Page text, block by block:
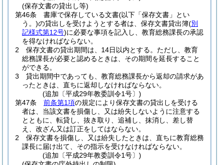
(保存文書の貸出し等)
第46条
書庫で保存している文書(以下「保存文書」とい
う。)の貸出しを受けようとする者は、保存文書貸出簿(別
記様式第12号)に必要な事項を記入し、教育総務課長の承認
を得なければならない。
2
保存文書の貸出期間は、14日以内とする。 ただし、教育
総務課長が必要と認めるときは、その期間を延長すること
ができる。
3
貸出期間中であっても、教育総務課長から返却の請求があ
ったときは、直ちに返却しなければならない。
(追加〔平成29年教委訓令1号〕)
第47条
前条第1項の規定により保存文書の貸出しを受ける
者は、当該文書を損傷し、又は紛失しないように注意する
とともに、転貸し、抜き取り、追補し、抹消し、差し替
え、改ざん又は訂正をしてはならない。
2
保存文書を損傷し、又は紛失したときは、直ちに教育総務
課長に届け出て、その指示を受けなければならない。
(追加〔平成29年教委訓令1号〕)